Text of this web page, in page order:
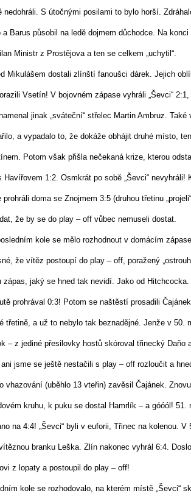
nedohráli. S útočnými posilami to bylo horší.
a Barus působil na ledě dojmem důchodce. Na konci
Ministr z Prostějova a ten se celkem „uchytil“.
Mikulášem dostali zlínští fanoušci dárek. Jejich
Vsetín! V bojovném zápase vyhráli „Ševci“
jinak „sváteční“ střelec Martin Ambruz. Také
a vypadalo to, že dokáže obhájit druhé místo,
Potom však přišla nečekaná krize, kterou
Havířovem 1:2. Osmkrát po sobě „Ševci“ nevyhráli!
prohráli doma se Znojmem 3:5 (druhou třetinu „projeli“
že by se do play – off vůbec nemuseli dostat.
kole se mělo rozhodnout v domácím
že vítěz postoupí do play – off, poražený
zápas, jaký se hned tak nevidí. Jako od
prohrával 0:3! Potom se naštěstí prosadili
třetině, a už to nebylo tak beznadějné. Jenže v 50.
– z jediné přesilovky hostů skóroval třinecký Daňo
jsme se ještě nestačili s play – off rozloučit a
vhazování (uběhlo 13 vteřin) zavěsil Čajánek.
kruhu, k puku se dostal Hamrlík – a góóól! 51.
na 4:4! „Ševci“ byli v euforii, Třinec na kolenou. V
branku Leška. Zlín nakonec vyhrál 6:4.
z lopaty a postoupil do play – off!
kole se rozhodovalo, na kterém místě „Ševci“